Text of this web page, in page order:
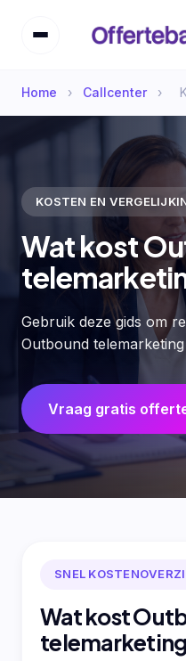
Home › Callcenter ›
KOSTEN EN
Wat kost
Gebruik deze gids om
Outbound
Vraag gratis
SNEL
Wat kost